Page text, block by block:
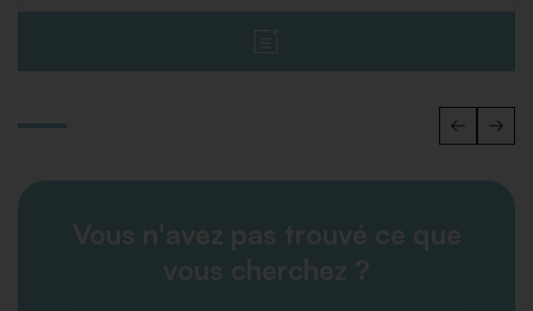
Vous n'avez pas trouvé ce que
vous cherchez ?